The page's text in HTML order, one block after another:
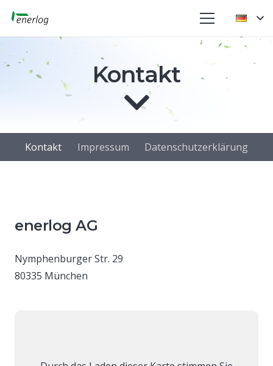
Kontakt
Kontakt Impressum Datenschutzerklärung
enerlog AG
Nymphenburger Str. 29
80335 München